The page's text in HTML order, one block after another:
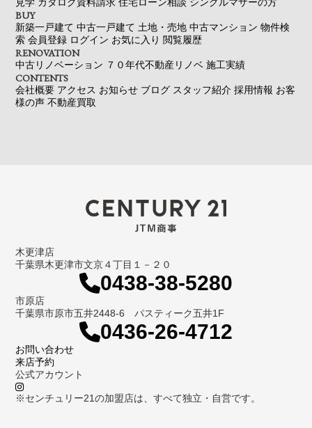
BUY
新築一戸建て 中古一戸建て 土地・売地 中古マンション 物件検
索 会員登録 ログイン お気に入り 閲覧履歴
RENOVATION
中古リノベーション ７０年代不動産リノベ 施工実績
CONTENTS
会社概要 アクセス お知らせ ブログ スタッフ紹介 採用情報 お客
様の声 不動産買取
木更津店
千葉県木更津市文京４丁目１－２０
0438-38-5280
市原店
千葉県市原市五井2448-6 パスティーク五井1F
0436-26-4712
お問い合わせ
来店予約
公式アカウント
※センチュリー21の加盟店は、すべて独立・自営です。